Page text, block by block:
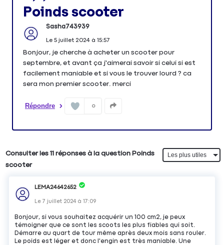
Poinds scooter
Sasha743939
Le 5 juillet 2024à 15:57
Bonjour, je cherche à acheter un scooter pour
septembre, et avant ça j'aimerai savoir si celui si est
facilement maniable et si vous le trouver lourd ? ca
sera mon premier scooter. merci
Répondre 0
Consulter les 11 réponses à la question Poinds
scooter
LEMA24642652
Le7 juillet 2024 à17:09
Bonjour, si vous souhaitez acquérir un 100 cm2, je peux
témoigner que ce sont les scoots les plus fiables qui soit.
Démarre au quart de tour même après deux mois sans rouler.
Le poids est léger et donc l'engin est très maniable. Une